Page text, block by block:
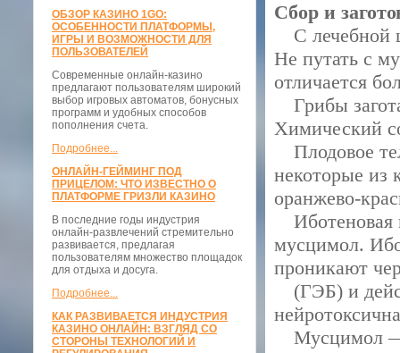
ОБЗОР КАЗИНО 1GO:
ОСОБЕННОСТИ ПЛАТФОРМЫ,
ИГРЫ И ВОЗМОЖНОСТИ ДЛЯ
ПОЛЬЗОВАТЕЛЕЙ
Современные онлайн-казино
предлагают пользователям широкий
выбор игровых автоматов, бонусных
программ и удобных способов
пополнения счета.
Подробнее...
ОНЛАЙН-ГЕЙМИНГ ПОД
ПРИЦЕЛОМ: ЧТО ИЗВЕСТНО О
ПЛАТФОРМЕ ГРИЗЛИ КАЗИНО
В последние годы индустрия
онлайн-развлечений стремительно
развивается, предлагая
пользователям множество площадок
для отдыха и досуга.
Подробнее...
КАК РАЗВИВАЕТСЯ ИНДУСТРИЯ
КАЗИНО ОНЛАЙН: ВЗГЛЯД СО
СТОРОНЫ ТЕХНОЛОГИЙ И
Сбор и
С лечебной
Не путать с
отличается
Грибы
Химический
Плодовое
некоторые из
оранжево-
Иботеновая
мусцимол.
проникают
(ГЭБ) и
Мусцимол —